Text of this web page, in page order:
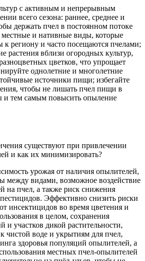
с активным и непрерывным
всего сезона: раннее, среднее и
держать пчел в постоянном потоке
местные и нативные виды, которые
к региону и часто посещаются пчелами;
растения вблизи огородных культур,
цветков, что упрощает
однолетние и многолетние
источники пищи; избегайте
чтобы не лишать пчел пищи в
и тем самым повысить опыление
существуют при привлечении
и как их минимизировать?
урожая от наличия опылителей,
между видами, возможное воздействие
на пчел, а также риск снижения
Эффективно снизить риски
инсектицидов во время цветения и
в целом, сохранения
и участков дикой растительности,
чистой воде и укрытиям для пчел,
здоровья популяций опылителей, а
местных пчел-опылителей